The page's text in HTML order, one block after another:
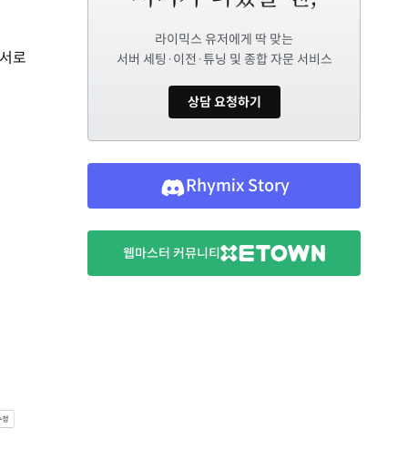
로
라이믹스 유저에게 딱 맞는
서버 세팅·이전·튜닝 및 종합 자문 서비스
상담 요청하기
Rhymix Story
웹마스터 커뮤니티